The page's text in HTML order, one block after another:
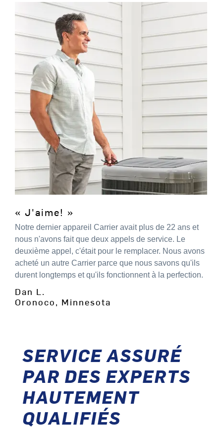
« J'aime! »
Notre dernier appareil Carrier avait plus de 22 ans et
nous n'avons fait que deux appels de service. Le
deuxième appel, c'était pour le remplacer. Nous avons
acheté un autre Carrier parce que nous savons qu'ils
durent longtemps et qu'ils fonctionnent à la perfection.
Dan L.
Oronoco, Minnesota
SERVICE ASSURÉ
PAR DES EXPERTS
HAUTEMENT
QUALIFIÉS